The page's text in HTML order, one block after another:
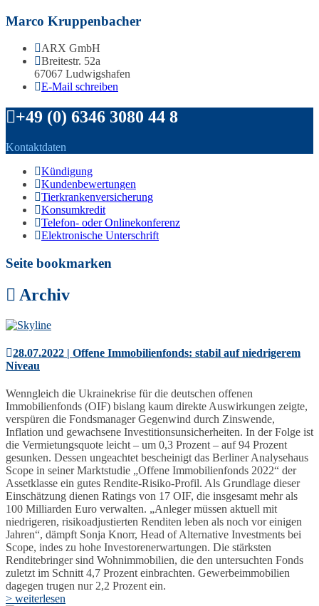
Marco Kruppenbacher
ARX GmbH
Breitestr. 52a
67067 Ludwigshafen
E-Mail schreiben
+49 (0) 6346 3080 44 8
Kontaktdaten
Kündigung
Kundenbewertungen
Tierkrankenversicherung
Konsumkredit
Telefon- oder Onlinekonferenz
Elektronische Unterschrift
Seite bookmarken
Archiv
28.07.2022 | Offene Immobilienfonds: stabil auf niedrigerem
Niveau
Wenngleich die Ukrainekrise für die deutschen offenen
Immobilienfonds (OIF) bislang kaum direkte Auswirkungen zeigte,
verspüren die Fondsmanager Gegenwind durch Zinswende,
Inflation und gewachsene Investitionsunsicherheiten. In der Folge ist
die Vermietungsquote leicht – um 0,3 Prozent – auf 94 Prozent
gesunken. Dessen ungeachtet bescheinigt das Berliner Analysehaus
Scope in seiner Marktstudie „Offene Immobilienfonds 2022“ der
Assetklasse ein gutes Rendite-Risiko-Profil. Als Grundlage dieser
Einschätzung dienen Ratings von 17 OIF, die insgesamt mehr als
100 Milliarden Euro verwalten. „Anleger müssen aktuell mit
niedrigeren, risikoadjustierten Renditen leben als noch vor einigen
Jahren“, dämpft Sonja Knorr, Head of Alternative Investments bei
Scope, indes zu hohe Investorenerwartungen. Die stärksten
Renditebringer sind Wohnimmobilien, die den untersuchten Fonds
zuletzt im Schnitt 4,7 Prozent einbrachten. Gewerbeimmobilien
dagegen trugen nur 2,2 Prozent ein.
> weiterlesen